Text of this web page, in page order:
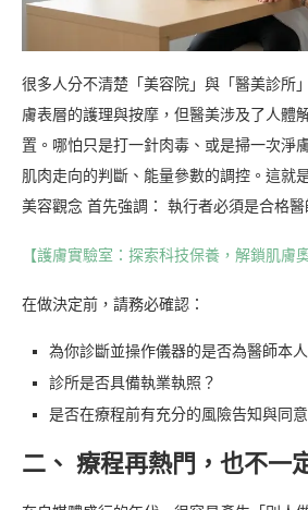
很多人分不清楚「美容院」與「醫美診所
膚表層的護理與按摩，但醫美涉及了人體
置。哪怕只是打一針肉毒、或是掃一次淨
肌肉走向的判斷、能量參數的調控。這就
美容觀念 首先強調： 執行者必須是合格醫
【護膚實驗室：探索科技保養，解鎖肌膚奧
在做決定前，請務必確認：
為你診斷並操作儀器的是否為醫師本人
診所是否具備執業執照？
是否在療程前有充分的風險告知與同
二、 療程再熱門，也不一